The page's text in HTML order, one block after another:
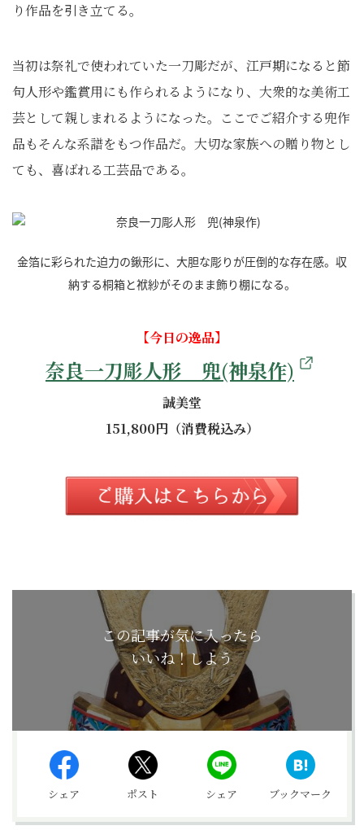
り作品を引き立てる。
当初は祭礼で使われていた一刀彫だが、江戸期になると節
句人形や鑑賞用にも作られるようになり、大衆的な美術工
芸として親しまれるようになった。ここでご紹介する兜作
品もそんな系譜をもつ作品だ。大切な家族への贈り物とし
ても、喜ばれる工芸品である。
金箔に彩られた迫力の鍬形に、大胆な彫りが圧倒的な存在感。収
納する桐箱と袱紗がそのまま飾り棚になる。
【今日の逸品】
奈良一刀彫人形 兜(神泉作)
誠美堂
151,800円（消費税込み）
この記事が気に入ったら
いいね！しよう
シェア ポスト シェア ブックマーク